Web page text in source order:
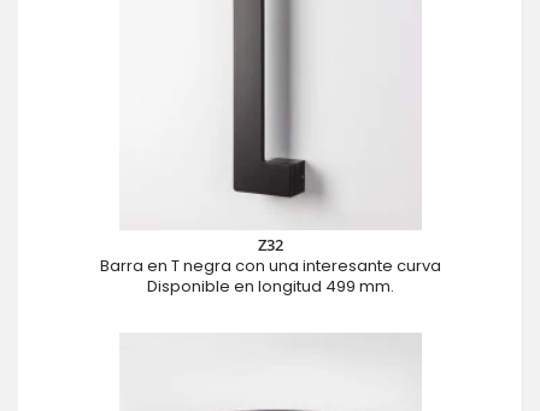
Z32
Barra en T negra con una interesante curva
Disponible en longitud 499 mm.